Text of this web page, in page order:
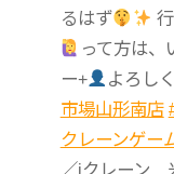
るはず
って方は、
ー+
よろし
市場山形南店
クレーンゲー
／iクレーン